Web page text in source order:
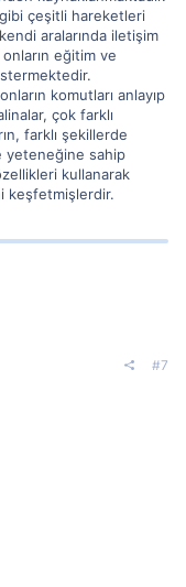
çeşitli hareketleri
aralarında iletişim
eğitim ve
komutları anlayıp
çok farklı
farklı şekillerde
yeteneğine sahip
kullanarak
keşfetmişlerdir.
#7